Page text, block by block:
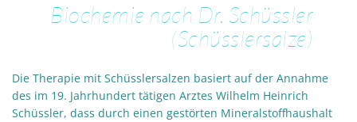
Biochemie nach Dr. Schüssler
(Schüsslersalze)
Die Therapie mit Schüsslersalzen basiert auf der Annahme
des im 19. Jahrhundert tätigen Arztes Wilhelm Heinrich
Schüssler, dass durch einen gestörten Mineralstoffhaushalt